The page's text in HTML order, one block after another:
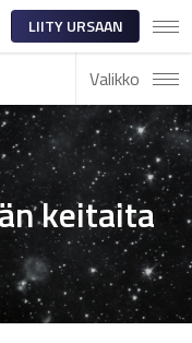
LIITY URSAAN
Valikko
keitaita